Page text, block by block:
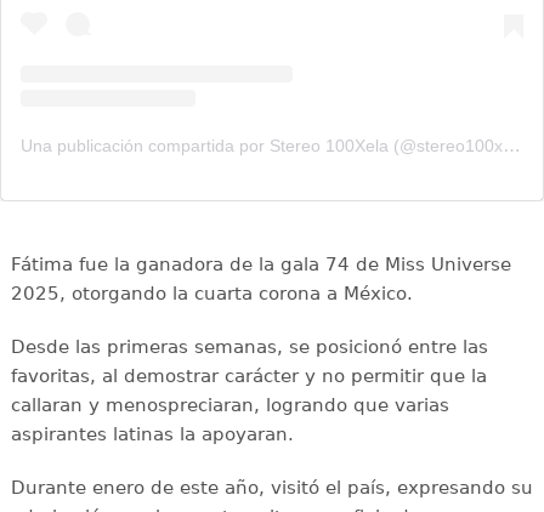
Una publicación compartida por Stereo 100Xela (@stereo100xela)
Fátima fue la ganadora de la gala 74 de Miss Universe
2025, otorgando la cuarta corona a México.
Desde las primeras semanas, se posicionó entre las
favoritas, al demostrar carácter y no permitir que la
callaran y menospreciaran, logrando que varias
aspirantes latinas la apoyaran.
Durante enero de este año, visitó el país, expresando su